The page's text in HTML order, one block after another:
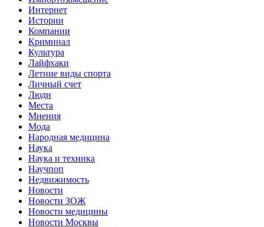
Интернет
Истории
Компании
Криминал
Культура
Лайфхаки
Летние виды спорта
Личный счет
Люди
Места
Мнения
Мода
Народная медицина
Наука
Наука и техника
Научпоп
Недвижимость
Новости
Новости ЗОЖ
Новости медицины
Новости Москвы